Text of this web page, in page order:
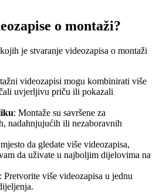
o montaži?
je stvaranje videozapisa o montaži
videozapisi mogu kombinirati više
uvjerljivu priču ili pokazali
: Montaže su savršene za
nadahnjujućih ili nezaboravnih
da gledate više videozapisa,
da uživate u najboljim dijelovima na
: Pretvorite više videozapisa u jednu